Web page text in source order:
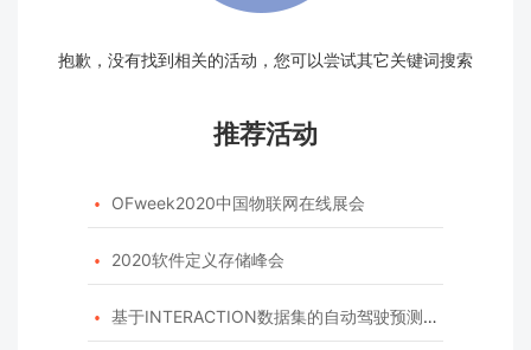
抱歉，没有找到相关的活动，您可以尝试其它关键词搜索
推荐活动
 OFweek2020中国物联网在线展会
 2020软件定义存储峰会
 基于INTERACTION数据集的自动驾驶预测模型挑战赛